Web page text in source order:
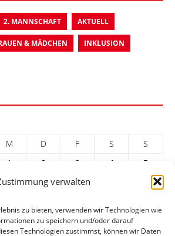
verwalten
zu bieten, verwenden wir Technologien wie
zu speichern und/oder darauf
Technologien zustimmst, können wir Daten
2. MANNSCHAFT AKTUELL
& MÄDCHEN INKLUSION
M D F S
S
1
2 3 4
5
8 9 10
22 23 24 25